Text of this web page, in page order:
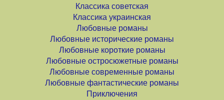
Классика советская
Классика украинская
Любовные романы
Любовные исторические романы
Любовные короткие романы
Любовные остросюжетные романы
Любовные современные романы
Любовные фантастические романы
Приключения